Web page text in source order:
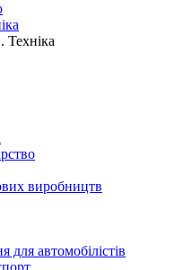
Техніка
виробництв
для автомобілістів